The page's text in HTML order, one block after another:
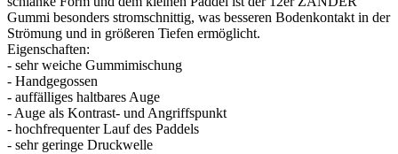
Gummi besonders stromschnittig, was besseren Bodenkontakt in der
Strömung und in größeren Tiefen ermöglicht.
Eigenschaften:
- sehr weiche Gummimischung
- Handgegossen
- auffälliges haltbares Auge
- Auge als Kontrast- und Angriffspunkt
- hochfrequenter Lauf des Paddels
- sehr geringe Druckwelle